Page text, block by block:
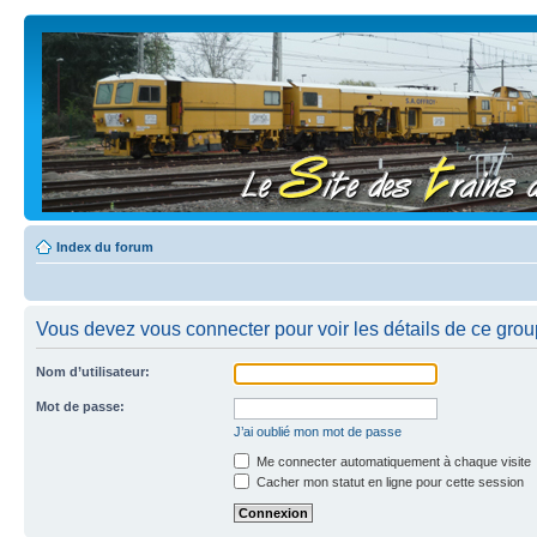
Index du forum
Vous devez vous connecter pour voir les détails de ce
Nom d’utilisateur:
Mot de passe:
J’ai oublié mon mot de passe
Me connecter automatiquement à chaque visite
Cacher mon statut en ligne pour cette session